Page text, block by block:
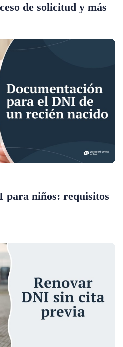
de solicitud y más
para niños: requisitos